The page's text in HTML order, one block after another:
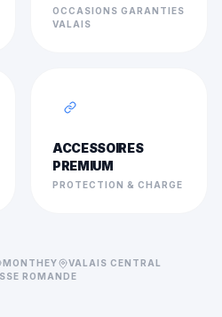
OCCASIONS GARANTIES
VALAIS
ACCESSOIRES
PREMIUM
PROTECTION & CHARGE
MONTHEY
VALAIS CENTRAL
ROMANDE